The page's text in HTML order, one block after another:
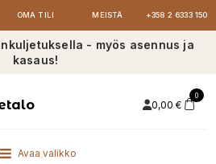
OMA TILI MEISTÄ +358 2 6333 150
- myös asennus ja
kasaus!
0,00 €
0
Avaa valikko